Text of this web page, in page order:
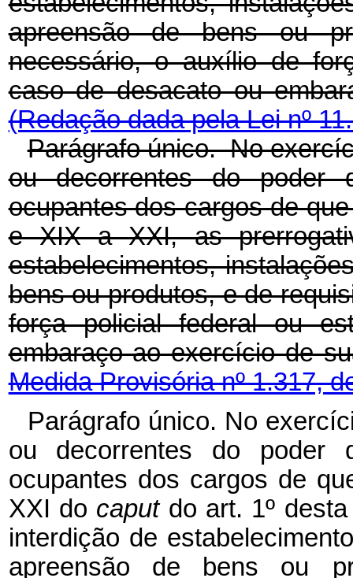
apreensão de bens ou
necessário, o auxílio de
caso de desacato ou
(Redação dada pela Lei nº
Parágrafo único. No
ou decorrentes do poder
ocupantes dos cargos de
e XIX a XXI, as
estabelecimentos,
bens ou produtos, e de
força policial federal ou
embaraço ao exercício de
Medida Provisória nº 1.317,
Parágrafo único. No
ou decorrentes do poder
ocupantes dos cargos de
XXI do caput do art. 1º
interdição de
apreensão
de bens
ou